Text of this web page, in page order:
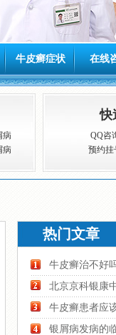
牛皮癣症状 在线
病
病
快
QQ咨
预约挂
热门文章
牛皮癣治不好
北京京科银康
牛皮癣患者应
银屑病发病的